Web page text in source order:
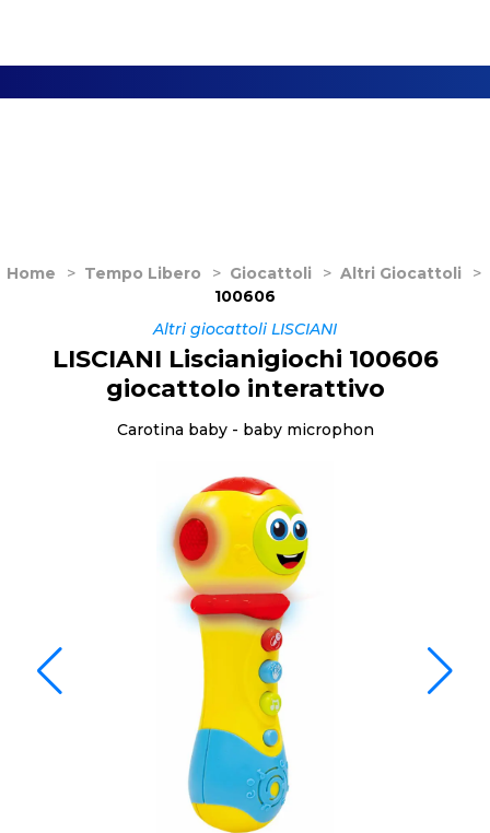
Home > Tempo Libero > Giocattoli > Altri Giocattoli
>
100606
Altri giocattoli LISCIANI
LISCIANI Liscianigiochi 100606
giocattolo interattivo
Carotina baby - baby microphon